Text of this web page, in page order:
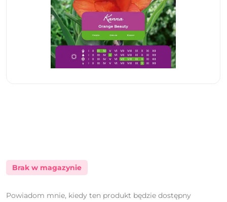
Brak w magazynie
Powiadom mnie, kiedy ten produkt będzie dostępny